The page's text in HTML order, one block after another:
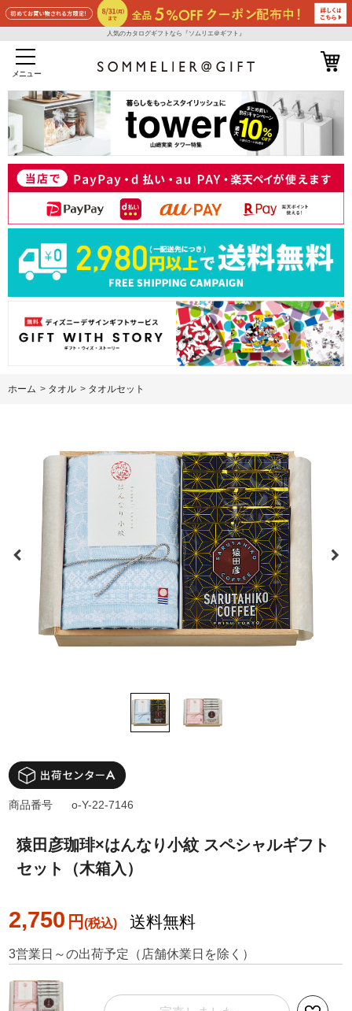
人気のカタログギフトなら『ソムリエ＠ギフト』
メニュー
ホーム > タオル > タオルセット
猿田彦珈琲×はんなり小紋 スペシャルギフト
セット（木箱入）
2,750 円 送料無料
商品番号 o-Y-22-7146
3営業日～の出荷予定（店舗休業日を除く）